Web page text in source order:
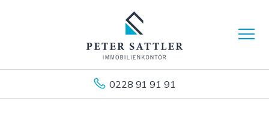
0228 91 91 91